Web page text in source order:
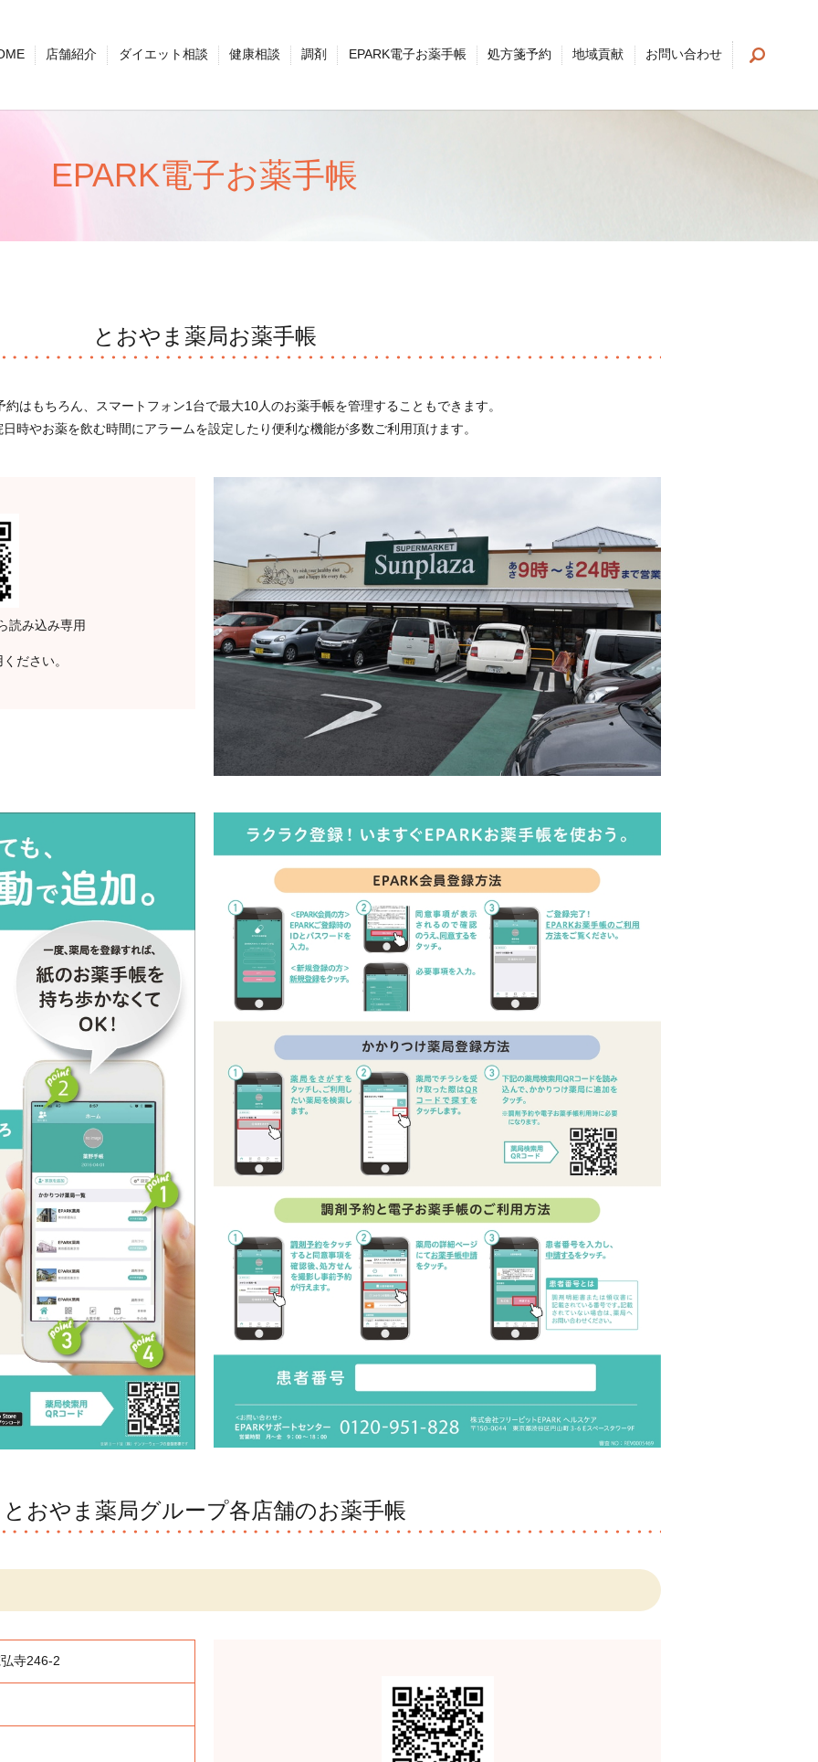
店舗紹介 ダイエット相談 健康相談 調剤 EPARK電子お薬手帳 処方箋予約 地域貢献 お問い合わせ
EPARK電子お薬手帳
とおやま薬局お薬手帳
はもちろん、スマートフォン1台で最大10人のお薬手帳を管理することもできます。
時やお薬を飲む時間にアラームを設定したり便利な機能が多数ご利用頂けます。
読み込み専用
ださい。
とおやま薬局グループ各店舗のお薬手帳
寺246-2